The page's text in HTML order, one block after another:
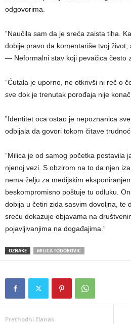
odgovorima.
​”Naučila sam da je sreća zaista tiha.
dobije pravo da komentariše tvoj život,
— Neformalni stav koji pevačica često
​”Ćutala je uporno, ne otkrivši ni reč o
sve dok je trenutak porođaja nije
​”Identitet oca ostao je nepoznanica
odbijala da govori tokom čitave
​”Milica je od samog početka postavila
njenoj vezi. S obzirom na to da njen
nema želju za medijskim
beskompromisno poštuje tu odluku.
dobija u četiri zida sasvim dovoljna, te
sreću dokazuje objavama na
pojavljivanjima na događajima.”
OZNAKE MILICA TODOROVIC
Prethodni članak